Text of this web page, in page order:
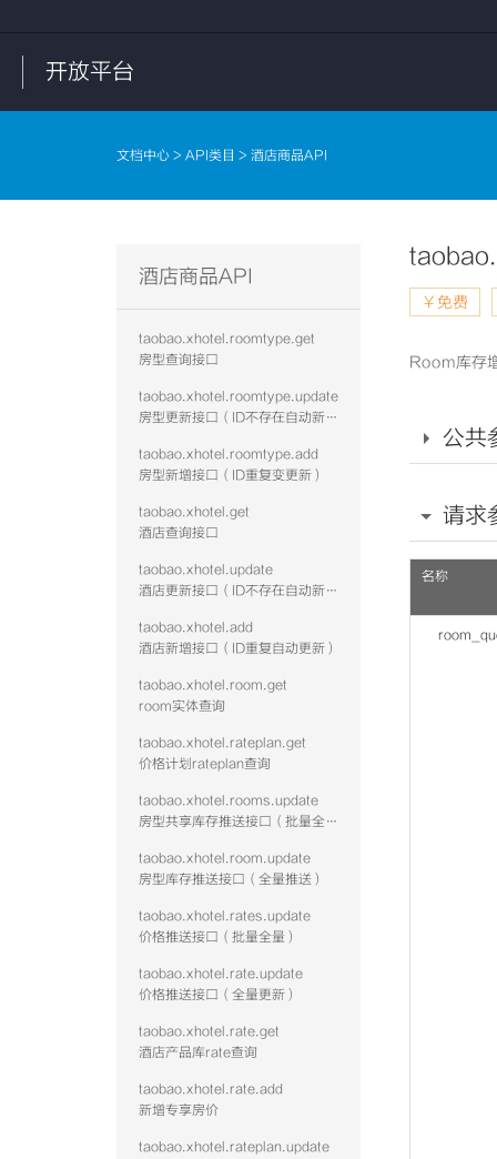
开放平台
文档中心 > API类目 > 酒店商品API
酒店商品API
taobao.xhotel.roomtype.get
房型查询接口
taobao.xhotel.roomtype.update
房型更新接口（ID不存在自动新增）
taobao.xhotel.roomtype.add
房型新增接口（ID重复变更新）
taobao.xhotel.get
酒店查询接口
taobao.xhotel.update
酒店更新接口（ID不存在自动新增）
taobao.xhotel.add
酒店新增接口（ID重复自动更新）
taobao.xhotel.room.get
room实体查询
taobao.xhotel.rateplan.get
价格计划rateplan查询
taobao.xhotel.rooms.update
房型共享库存推送接口（批量全量）
taobao.xhotel.room.update
房型库存推送接口（全量推送）
taobao.xhotel.rates.update
价格推送接口（批量全量）
taobao.xhotel.rate.update
价格推送接口（全量更新）
taobao.xhotel.rate.get
酒店产品库rate查询
taobao.xhotel.rate.add
新增专享房价
taobao.xhotel.rateplan.update
￥免费
Room库存
公共
请求
名称